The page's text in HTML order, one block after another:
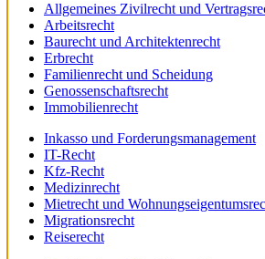
Allgemeines Zivilrecht und
Arbeitsrecht
Baurecht und Architektenrecht
Erbrecht
Familienrecht und Scheidung
Genossenschaftsrecht
Immobilienrecht
Inkasso und Forderungsmanagement
IT-Recht
Kfz-Recht
Medizinrecht
Mietrecht und
Migrationsrecht
Reiserecht